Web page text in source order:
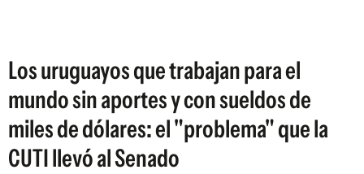
Los uruguayos que trabajan para el
mundo sin aportes y con sueldos de
miles de dólares: el "problema" que la
CUTI llevó al Senado